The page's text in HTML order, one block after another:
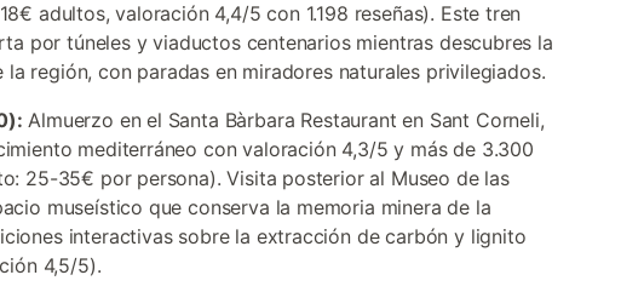
adultos, valoración 4,4/5 con 1.198 reseñas). Este tren
por túneles y viaductos centenarios mientras descubres la
la región, con paradas en miradores naturales privilegiados.
Almuerzo en el Santa Bàrbara Restaurant en Sant Corneli,
mediterráneo con valoración 4,3/5 y más de 3.300
25-35€ por persona). Visita posterior al Museo de las
museístico que conserva la memoria minera de la
interactivas sobre la extracción de carbón y lignito
4,5/5).